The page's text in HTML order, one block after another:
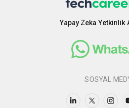
Yapay Zeka Yetkinlik
SOSYAL